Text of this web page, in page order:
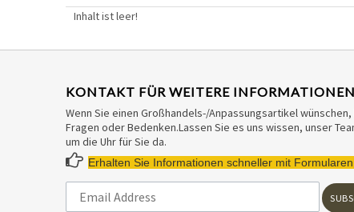
Inhalt ist leer!
KONTAKT FÜR WEITERE INFORMATIONEN
Wenn Sie einen Großhandels-/Anpassungsartikel wünschen,
Fragen oder Bedenken.Lassen Sie es uns wissen, unser
um die Uhr für Sie da.
 Erhalten Sie Informationen schneller mit